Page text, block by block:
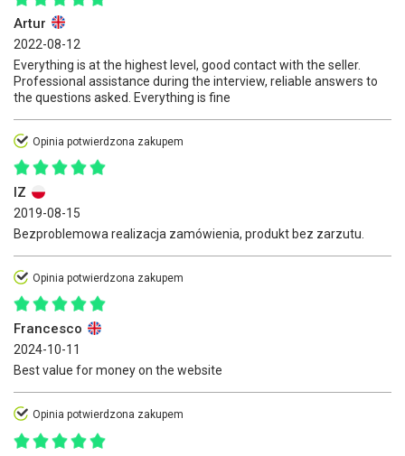
Artur
2022-08-12
Everything is at the highest level, good contact with the seller.
Professional assistance during the interview, reliable answers to
the questions asked. Everything is fine
Opinia potwierdzona zakupem
IZ
2019-08-15
Bezproblemowa realizacja zamówienia, produkt bez zarzutu.
Opinia potwierdzona zakupem
Francesco
2024-10-11
Best value for money on the website
Opinia potwierdzona zakupem